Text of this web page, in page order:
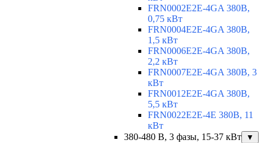
FRN0002E2E-4GA 380В,
0,75 кВт
FRN0004E2E-4GA 380В,
1,5 кВт
FRN0006E2E-4GA 380В,
2,2 кВт
FRN0007E2E-4GA 380В, 3
кВт
FRN0012E2E-4GA 380В,
5,5 кВт
FRN0022E2E-4E 380В, 11
кВт
380-480 В, 3 фазы, 15-37 кВт
▼